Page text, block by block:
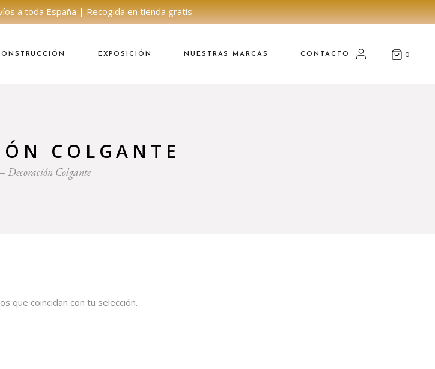
a toda España | Recogida en tienda gratis
EXPOSICIÓN NUESTRAS MARCAS CONTACTO 0
COLGANTE
Decoración Colgante
que coincidan con tu selección.